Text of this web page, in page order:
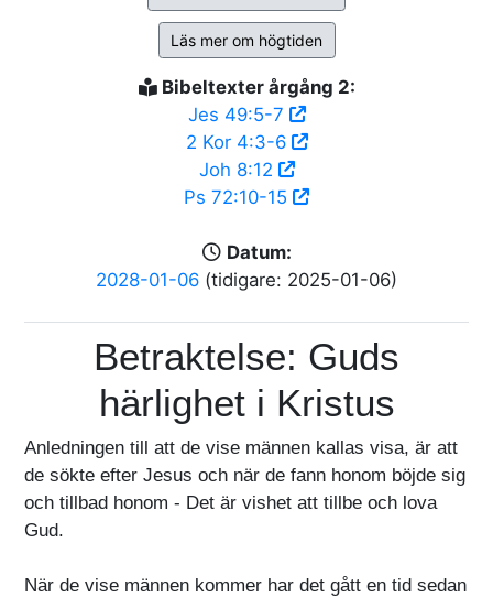
Läs mer om högtiden
Bibeltexter årgång 2:
Jes 49:5-7
2 Kor 4:3-6
Joh 8:12
Ps 72:10-15
Datum:
2028-01-06 (tidigare: 2025-01-06)
Betraktelse: Guds
härlighet i Kristus
Anledningen till att de vise männen kallas visa, är att
de sökte efter Jesus och när de fann honom böjde sig
och tillbad honom - Det är vishet att tillbe och lova
Gud.
När de vise männen kommer har det gått en tid sedan